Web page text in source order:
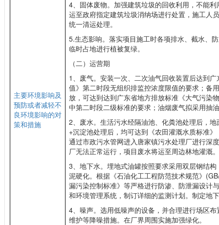
主要环境影响及
预防或者减轻不
良环境影响的对
策和措施
4、固体废物。加强建筑垃圾的回收利用，不能
运至政府指定建筑垃圾消纳场进行处置，施工人
统一清运处理。
5.生态影响。落实项目施工时各项排水、截水、
临时占地进行植被复绿。
（二）运营期
1、废气。安装一次、二次油气回收装置后达到
值》第二时段无组织排监控浓度限值的要求；备
放，可达到达到广东省地方排放标准《大气污染
中第二时段二级标准的要求；油烟废气拟采用抽
2、废水。生活污水经隔油池、化粪池处理后，
+沉淀池处理后，均可达到《农田灌溉水质标准
通过市政污水管网进入唐家镇污水处理厂进行深
厂无法正常运行，项目废水将运至周边林地灌溉。
3、地下水。埋地式油罐按照要求采用双层钢结
泥硬化。根据《石油化工工程防范技术规范》
漏污染控制标准》等严格进行防渗、防泄漏设计
和环境管理系统，制订详细的监测计划。制定地
4、噪声。选用低噪声的设备，并合理进行场区
维护等降噪措施。在厂界周围实施加强绿化。